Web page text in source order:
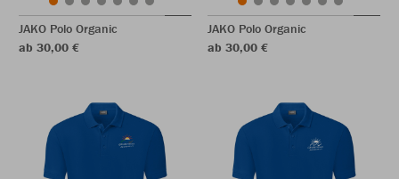
JAKO Polo Organic
ab 30,00 €
JAKO Polo Organic
ab 30,00 €